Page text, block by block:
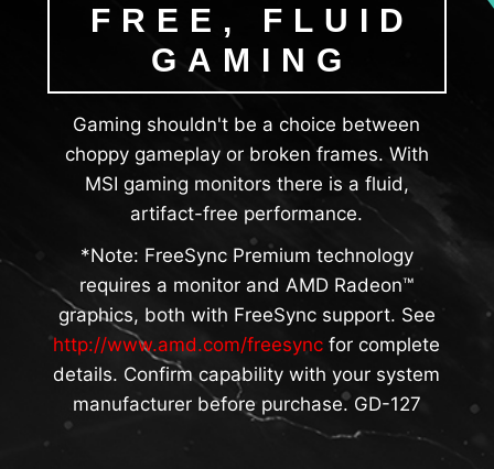
FREE, FLUID
GAMING
Gaming shouldn't be a choice between
choppy gameplay or broken frames. With
MSI gaming monitors there is a fluid,
artifact-free performance.
*Note: FreeSync Premium technology
requires a monitor and AMD Radeon™
graphics, both with FreeSync support. See
http://www.amd.com/freesync for complete
details. Confirm capability with your system
manufacturer before purchase. GD-127